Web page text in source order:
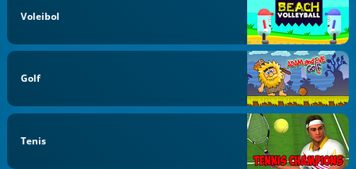
Voleibol
Golf
Tenis